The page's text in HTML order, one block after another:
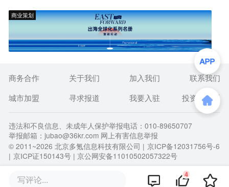
商业策划
写评论... 4
商务合作 关于我们 加入我们
联系我们
城市加盟
寻求报道 我要入驻 投资者关系
违法和不良信息、未成年人保护举报电话：010-89650707
举报邮箱：jubao@36kr.com 网上有害信息举报
© 2011~2026 北京多氪信息科技有限公司 | 京ICP备12031756号-6
| 京ICP证150143号 | 京公网安备11010502057322号